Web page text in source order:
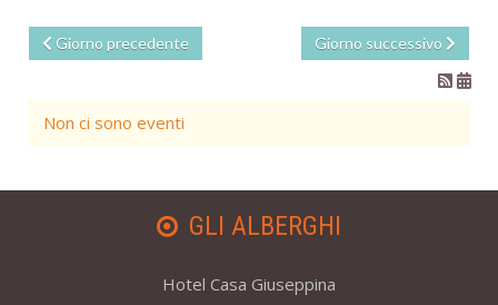
Giorno precedente Giorno successivo
Non ci sono eventi
GLI ALBERGHI
Hotel Casa Giuseppina